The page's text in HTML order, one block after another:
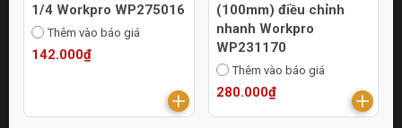
1/4 Workpro WP275016
Thêm vào báo giá
142.000₫
(100mm) điều chỉnh
nhanh Workpro
WP231170
Thêm vào báo giá
280.000₫